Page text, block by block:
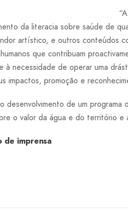
da literacia sobre saúde de
artístico, e outros conteúdos
que contribuam
à necessidade de operar uma
impactos, promoção e
desenvolvimento de um programa
o valor da água e do território e
de imprensa